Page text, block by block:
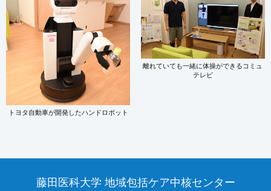
トヨタ自動車が開発したハンドロボット
離れていても一緒に体操ができるコミュ
テレビ
藤田医科大学 地域包括ケア中核センター